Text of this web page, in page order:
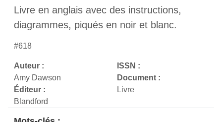
Livre en anglais avec des instructions,
diagrammes, piqués en noir et blanc.
#618
Auteur :
Amy Dawson
Éditeur :
Blandford
ISSN :
Document :
Livre